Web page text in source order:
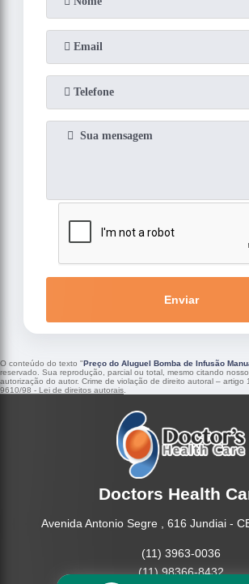
Enviar
O conteúdo do texto "Preço do Aluguel Bomba de Infusão
reservado. Sua reprodução, parcial ou total, mesmo citando
autorização do autor. Crime de violação de direito autoral – artigo
9610/98 - Lei de direitos autorais
Doctors Health
Avenida Antonio Segre , 616 Jundiai -
(11) 3963-0036
(11) 98366-8432